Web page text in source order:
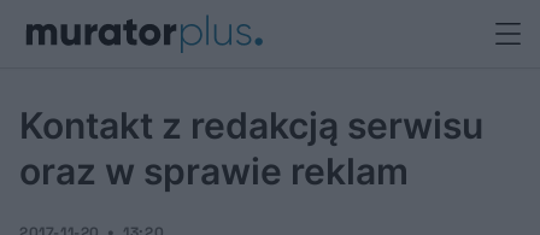
Kontakt z redakcją serwisu
oraz w sprawie reklam